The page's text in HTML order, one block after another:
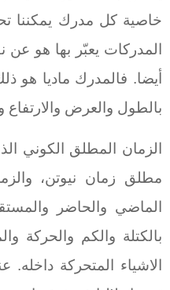
خاصية كل مدرك يمكننا
المدركات يعبّر بها هو عن
أيضا. فالمدرك ماديا هو
بالطول والعرض والارتفاع
الزمان المطلق الكوني
مطلق زمان نيوتن،
الماضي والحاضر
بالكتلة والكم والحركة
الاشياء المتحركة